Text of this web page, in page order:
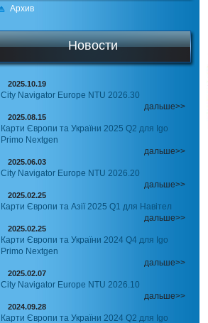
Архив
Новости
2025.10.19
City Navigator Europe NTU 2026.30
дальше>>
2025.08.15
Карти Європи та України 2025 Q2 для Igo
Primo Nextgen
дальше>>
2025.06.03
City Navigator Europe NTU 2026.20
дальше>>
2025.02.25
Карти Європи та Азії 2025 Q1 для Навітел
дальше>>
2025.02.25
Карти Європи та України 2024 Q4 для Igo
Primo Nextgen
дальше>>
2025.02.07
City Navigator Europe NTU 2026.10
дальше>>
2024.09.28
Карти Європи та України 2024 Q2 для Igo